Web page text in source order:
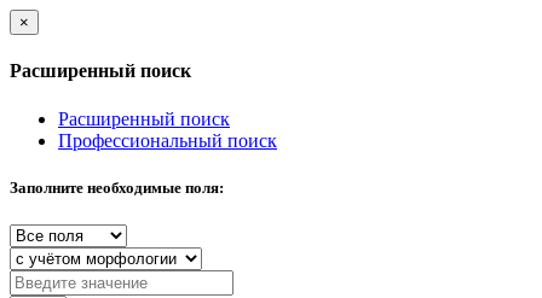
×
Расширенный поиск
Расширенный поиск
Профессиональный поиск
Заполните необходимые поля: